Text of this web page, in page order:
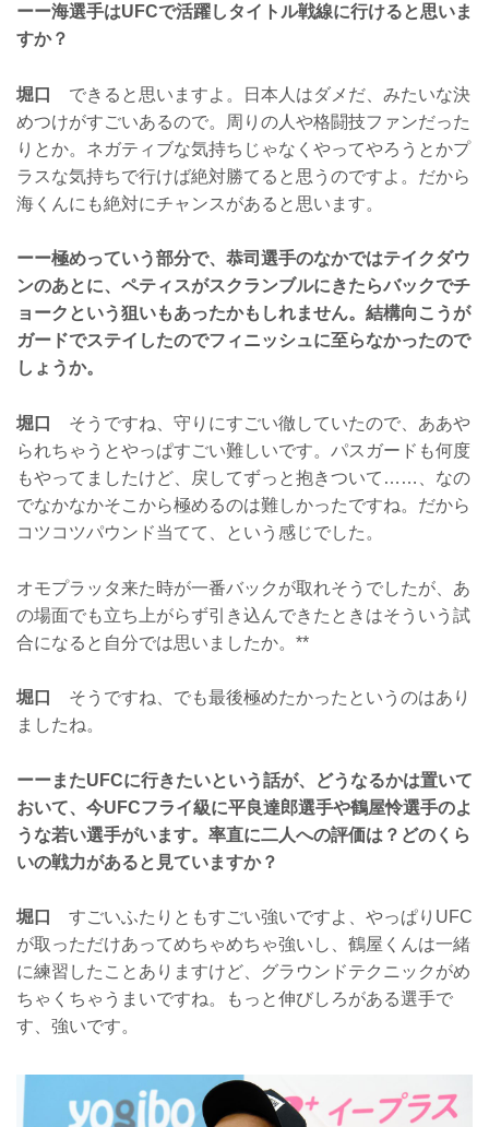
ーー海選手はUFCで活躍しタイトル戦線に行けると思いま
すか？
堀口
できると思いますよ。日本人はダメだ、みたいな決
めつけがすごいあるので。周りの人や格闘技ファンだった
りとか。ネガティブな気持ちじゃなくやってやろうとかプ
ラスな気持ちで行けば絶対勝てると思うのですよ。だから
海くんにも絶対にチャンスがあると思います。
ーー極めっていう部分で、恭司選手のなかではテイクダウ
ンのあとに、ペティスがスクランブルにきたらバックでチ
ョークという狙いもあったかもしれません。結構向こうが
ガードでステイしたのでフィニッシュに至らなかったので
しょうか。
堀口
そうですね、守りにすごい徹していたので、ああや
られちゃうとやっぱすごい難しいです。パスガードも何度
もやってましたけど、戻してずっと抱きついて……、なの
でなかなかそこから極めるのは難しかったですね。だから
コツコツパウンド当てて、という感じでした。
オモプラッタ来た時が一番バックが取れそうでしたが、あ
の場面でも立ち上がらず引き込んできたときはそういう試
合になると自分では思いましたか。**
堀口
そうですね、でも最後極めたかったというのはあり
ましたね。
ーーまたUFCに行きたいという話が、どうなるかは置いて
おいて、今UFCフライ級に平良達郎選手や鶴屋怜選手のよ
うな若い選手がいます。率直に二人への評価は？どのくら
いの戦力があると見ていますか？
堀口
すごいふたりともすごい強いですよ、やっぱりUFC
が取っただけあってめちゃめちゃ強いし、鶴屋くんは一緒
に練習したことありますけど、グラウンドテクニックがめ
ちゃくちゃうまいですね。もっと伸びしろがある選手で
す、強いです。